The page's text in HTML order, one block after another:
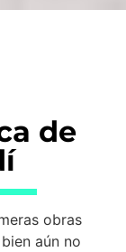
de
obras
aún no